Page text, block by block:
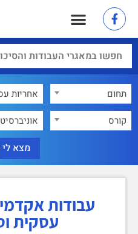
תחום
קורס
עבודות
עסקית